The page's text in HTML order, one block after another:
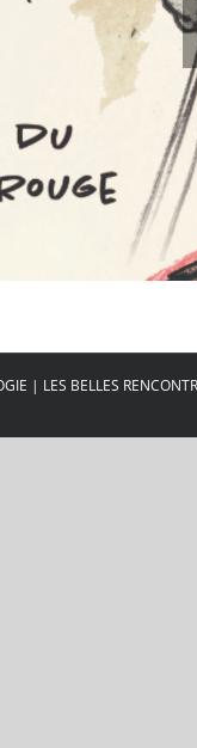
| LES BELLES